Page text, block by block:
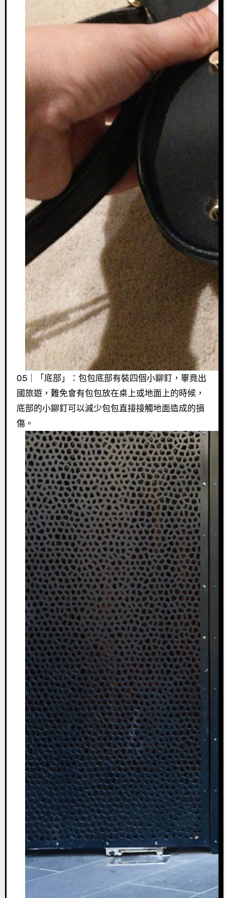
05｜「底部」：包包底部有裝四個小鉚釘，畢竟出
國旅遊，難免會有包包放在桌上或地面上的時候，
底部的小鉚釘可以減少包包直接接觸地面造成的損
傷。